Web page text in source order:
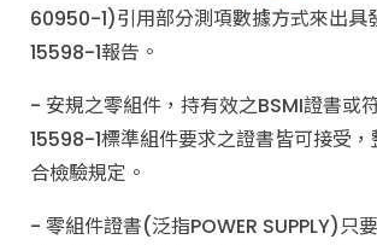
60950-1)引用部分測項數據方式來出具
15598-1報告。
- 安規之零組件，持有效之BSMI證書或
15598-1標準組件要求之證書皆可接受
合檢驗規定。
- 零組件證書(泛指POWER SUPPLY)只